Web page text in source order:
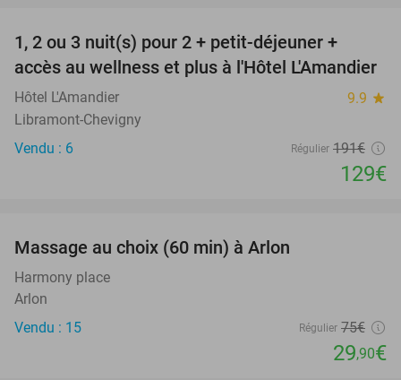
TODAY
1, 2 ou 3 nuit(s) pour 2 + petit-déjeuner +
accès au wellness et plus à l'Hôtel L'Amandier
Hôtel L'Amandier 9.9 star
Libramont-Chevigny
Vendu : 6
Régulier 191€
129€
Massage au choix (60 min) à Arlon
Harmony place
Arlon
Vendu : 15
Régulier 75€
29,90€